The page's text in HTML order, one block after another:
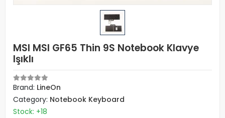
MSI MSI GF65 Thin 9S Notebook Klavye
Işıklı
Brand: LineOn
Category: Notebook Keyboard
Stock: +18